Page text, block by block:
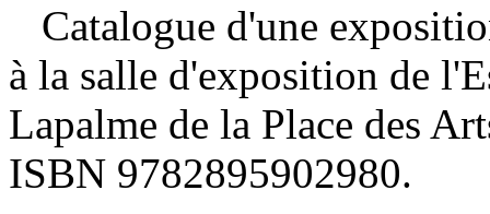
Catalogue d'une
à la salle d'exposition de
Lapalme de la Place des
ISBN 9782895902980.